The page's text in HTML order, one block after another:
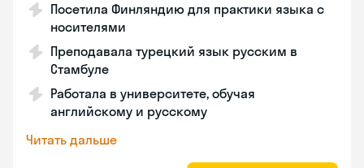
Посетила Финляндию для практики языка с
носителями
Преподавала турецкий язык русским в
Стамбуле
Работала в университете, обучая
английскому и русскому
Читать дальше